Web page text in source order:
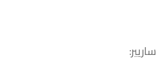
ساريير: